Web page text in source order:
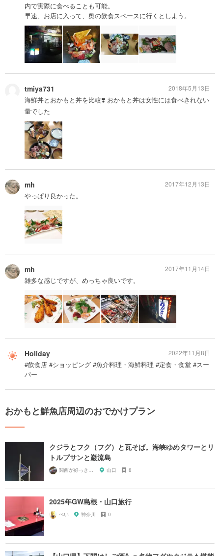
内で実際に食べることも可能。
早速、お店に入って、奥の飲食スペースに行くとしよう。
tmiya731
海鮮丼とおかもと丼を比較❣️ おかもと丼は女性には食べきれない
量でした
2018年5月13日
mh
やっぱり良かった。
2017年12月13日
mh
雑多な感じですが、めっちゃ良いです。
2017年11月14日
Holiday
#飲食店 #ショッピング #魚介料理・海鮮料理 #定食・食堂 #スー
パー
2022年11月8日
おかもと鮮魚店周辺のおでかけプラン
クジラとフク（フグ）と瓦そば。海峡ゆめタワーとリ
トルプサンと巌流島
関西が好っきゃねん 山口 8
2025年GW島根・山口旅行
ぺい 神奈川 0